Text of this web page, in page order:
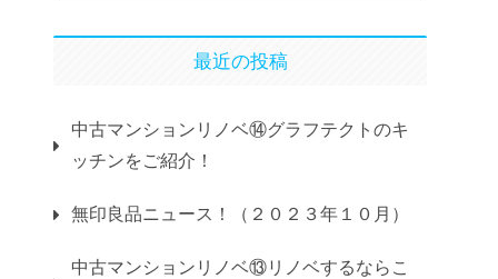
最近の投稿
中古マンションリノベ⑭グラフテクトのキ
ッチンをご紹介！
無印良品ニュース！（２０２３年１０月）
中古マンションリノベ⑬リノベするならこ